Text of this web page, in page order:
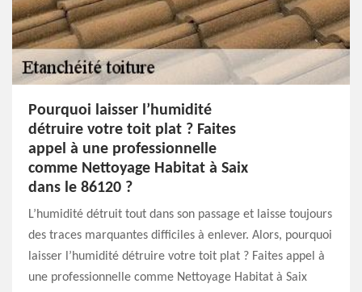
Pourquoi laisser l’humidité
détruire votre toit plat ? Faites
appel à une professionnelle
comme Nettoyage Habitat à Saix
dans le 86120 ?
L’humidité détruit tout dans son passage et laisse toujours
des traces marquantes difficiles à enlever. Alors, pourquoi
laisser l’humidité détruire votre toit plat ? Faites appel à
une professionnelle comme Nettoyage Habitat à Saix